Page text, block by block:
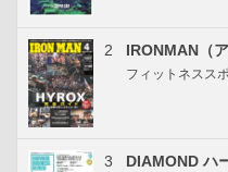
2 IRONMAN（
フィットネスス
3
DIAMOND ハ